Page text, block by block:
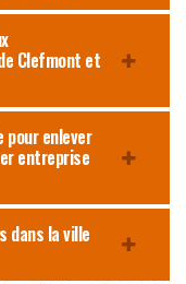
Clefmont et
pour enlever
entreprise
dans la ville